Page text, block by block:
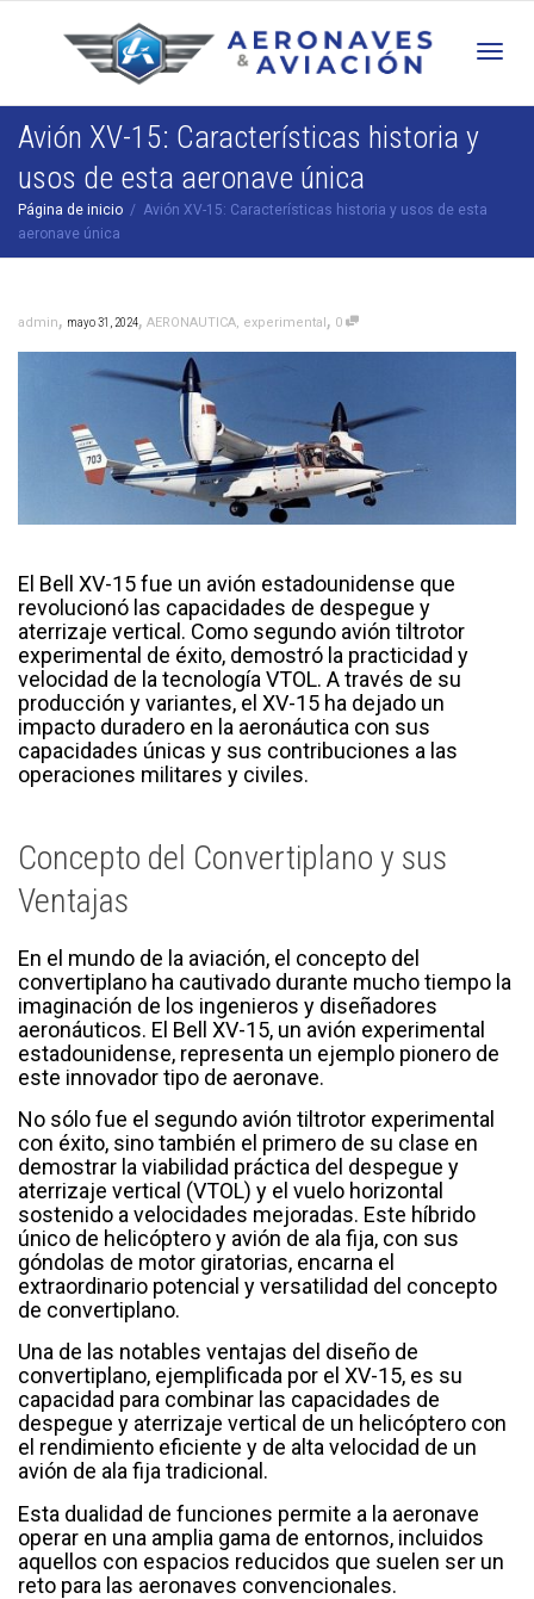
Avión XV-15: Características historia y
usos de esta aeronave única
Página de inicio
Avión XV-15: Características historia y usos de esta
aeronave única
admin, mayo 31, 2024, AERONAUTICA, experimental, 0
El Bell XV-15 fue un avión estadounidense que
revolucionó las capacidades de despegue y
aterrizaje vertical. Como segundo avión tiltrotor
experimental de éxito, demostró la practicidad y
velocidad de la tecnología VTOL. A través de su
producción y variantes, el XV-15 ha dejado un
impacto duradero en la aeronáutica con sus
capacidades únicas y sus contribuciones a las
operaciones militares y civiles.
Concepto del Convertiplano y sus
Ventajas
En el mundo de la aviación, el concepto del
convertiplano ha cautivado durante mucho tiempo la
imaginación de los ingenieros y diseñadores
aeronáuticos. El Bell XV-15, un avión experimental
estadounidense, representa un ejemplo pionero de
este innovador tipo de aeronave.
No sólo fue el segundo avión tiltrotor experimental
con éxito, sino también el primero de su clase en
demostrar la viabilidad práctica del despegue y
aterrizaje vertical (VTOL) y el vuelo horizontal
sostenido a velocidades mejoradas. Este híbrido
único de helicóptero y avión de ala fija, con sus
góndolas de motor giratorias, encarna el
extraordinario potencial y versatilidad del concepto
de convertiplano.
Una de las notables ventajas del diseño de
convertiplano, ejemplificada por el XV-15, es su
capacidad para combinar las capacidades de
despegue y aterrizaje vertical de un helicóptero con
el rendimiento eficiente y de alta velocidad de un
avión de ala fija tradicional.
Esta dualidad de funciones permite a la aeronave
operar en una amplia gama de entornos, incluidos
aquellos con espacios reducidos que suelen ser un
reto para las aeronaves convencionales.